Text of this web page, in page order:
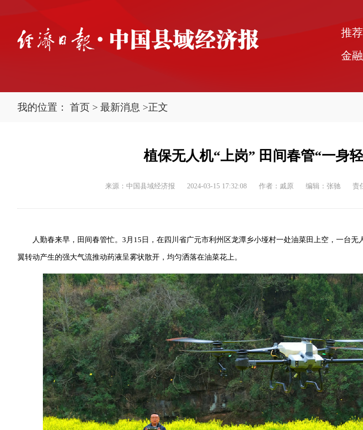
推荐
金融
我的位置： 首页 > 最新消息 >正文
植保无人机“上岗” 田间春管“一身
来源：中国县域经济报 2024-03-15 17:32:08 作者：戚原 编辑：张驰 责
人勤春来早，田间春管忙。3月15日，在四川省广元市利州区龙潭乡小垭村一处油菜田上空，一台
翼转动产生的强大气流推动药液呈雾状散开，均匀洒落在油菜花上。